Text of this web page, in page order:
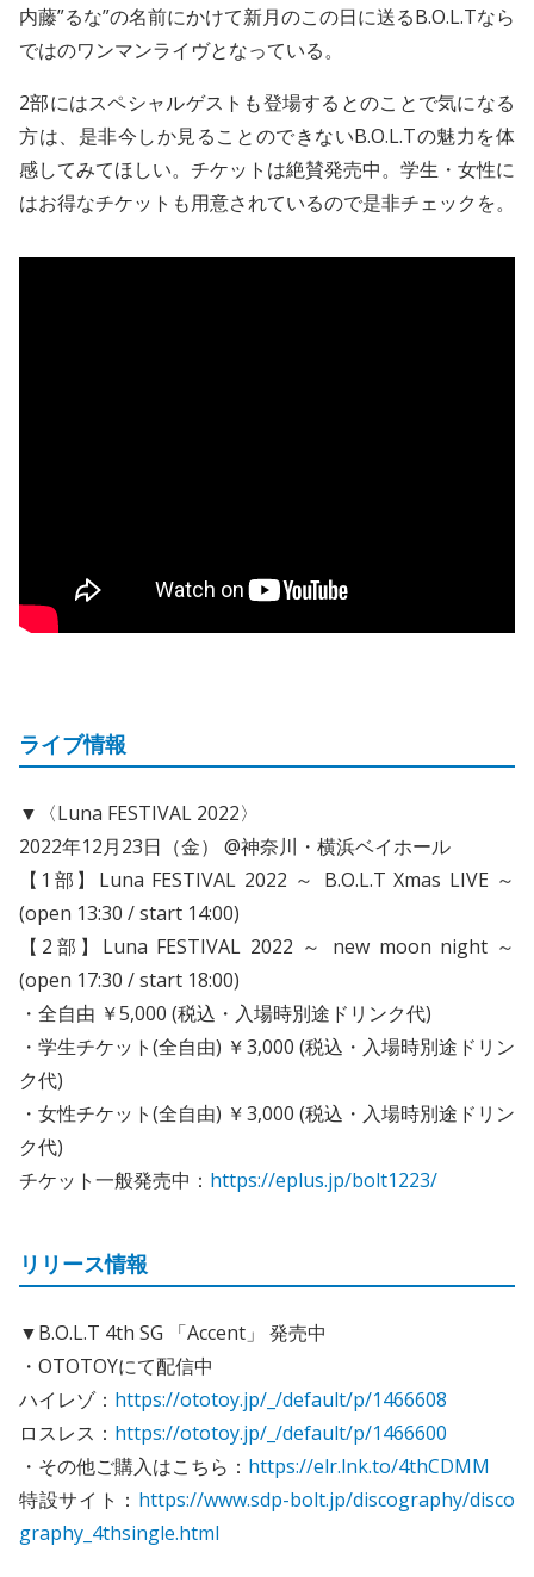
内藤”るな”の名前にかけて新月のこの日に送るB.O.L.Tなら
ではのワンマンライヴとなっている。
2部にはスペシャルゲストも登場するとのことで気になる
方は、是非今しか見ることのできないB.O.L.Tの魅力を体
感してみてほしい。チケットは絶賛発売中。学生・女性に
はお得なチケットも用意されているので是非チェックを。
ライブ情報
▼〈Luna FESTIVAL 2022〉
2022年12月23日（金） @神奈川・横浜ベイホール
【1部】Luna FESTIVAL 2022 ～ B.O.L.T Xmas LIVE ～
(open 13:30 / start 14:00)
【2部】Luna FESTIVAL 2022 ～ new moon night ～
(open 17:30 / start 18:00)
・全自由 ￥5,000 (税込・入場時別途ドリンク代)
・学生チケット(全自由) ￥3,000 (税込・入場時別途ドリン
ク代)
・女性チケット(全自由) ￥3,000 (税込・入場時別途ドリン
ク代)
チケット一般発売中： https://eplus.jp/bolt1223/
リリース情報
▼B.O.L.T 4th SG 「Accent」 発売中
・OTOTOYにて配信中
ハイレゾ： https://ototoy.jp/_/default/p/1466608
ロスレス： https://ototoy.jp/_/default/p/1466600
・その他ご購入はこちら： https://elr.lnk.to/4thCDMM
特設サイト： https://www.sdp-bolt.jp/discography/disco
graphy_4thsingle.html